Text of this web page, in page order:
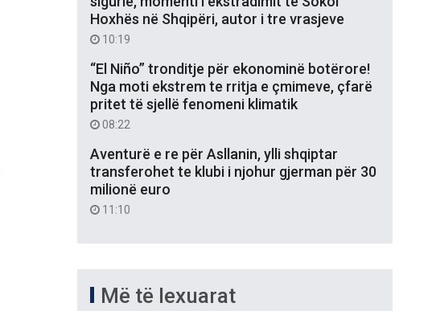
Hoxhës në Shqipëri, autor i tre vrasjeve
10:19
“El Niño” tronditje për ekonominë botërore!
Nga moti ekstrem te rritja e çmimeve, çfarë
pritet të sjellë fenomeni klimatik
08:22
Aventurë e re për Asllanin, ylli shqiptar
transferohet te klubi i njohur gjerman për 30
milionë euro
11:10
Më të lexuarat